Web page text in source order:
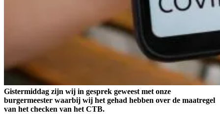
Gistermiddag zijn wij in gesprek geweest met onze
burgermeester waarbij wij het gehad hebben over de maatregel
van het checken van het CTB.